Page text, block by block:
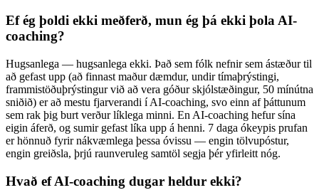
Ef ég þoldi ekki meðferð, mun ég þá ekki þola AI-
coaching?
Hugsanlega — hugsanlega ekki. Það sem fólk nefnir sem ástæður til
að gefast upp (að finnast maður dæmdur, undir tímaþrýstingi,
frammistöðuþrýstingur við að vera góður skjólstæðingur, 50 mínútna
sniðið) er að mestu fjarverandi í AI-coaching, svo einn af þáttunum
sem rak þig burt verður líklega minni. En AI-coaching hefur sína
eigin áferð, og sumir gefast líka upp á henni. 7 daga ókeypis prufan
er hönnuð fyrir nákvæmlega þessa óvissu — engin tölvupóstur,
engin greiðsla, þrjú raunveruleg samtöl segja þér yfirleitt nóg.
Hvað ef AI-coaching dugar heldur ekki?